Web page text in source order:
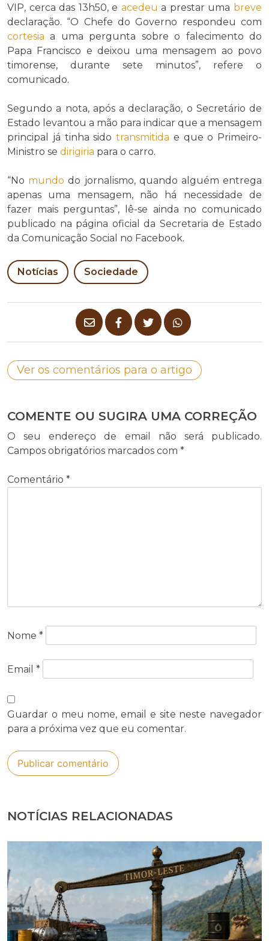
VIP, cerca das 13h50, e acedeu a prestar uma breve
declaração. “O Chefe do Governo respondeu com
cortesia a uma pergunta sobre o falecimento do
Papa Francisco e deixou uma mensagem ao povo
timorense, durante sete minutos”, refere o
comunicado.
Segundo a nota, após a declaração, o Secretário de
Estado levantou a mão para indicar que a mensagem
principal já tinha sido transmitida e que o Primeiro-
Ministro se dirigiria para o carro.
“No mundo do jornalismo, quando alguém entrega
apenas uma mensagem, não há necessidade de
fazer mais perguntas”, lê-se ainda no comunicado
publicado na página oficial da Secretaria de Estado
da Comunicação Social no Facebook.
Notícias Sociedade
Ver os comentários para o artigo
COMENTE OU SUGIRA UMA CORREÇÃO
O seu endereço de email não será publicado.
Campos obrigatórios marcados com *
Comentário *
Nome *
Email *
Guardar o meu nome, email e site neste navegador
para a próxima vez que eu comentar.
NOTÍCIAS RELACIONADAS